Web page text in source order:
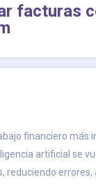
facturas
financiero
artificial se
reduciendo